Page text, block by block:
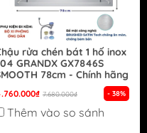
rửa chén bát 1 hố inox
GRANDX GX7846S
78cm - Chính hãng
7.680.000₫ - 38%
Thêm vào so sánh